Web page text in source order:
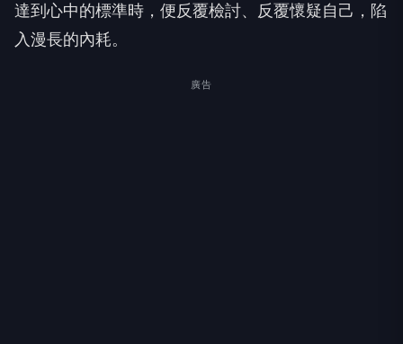
達到心中的標準時，便反覆檢討、反覆懷疑自己，陷
入漫長的內耗。
廣告